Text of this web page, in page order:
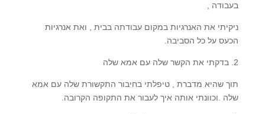
בעבודה ,
ניקיתי את האנרגיות במקום עבודתה בבית , ואת אנרגיות
הכעס על כל הסביבה.
2. בדקתי את הקשר שלה עם אמא שלה
תוך שהיא מדברת , טיפלתי בחיבור התקשורת שלה עם אמא
שלה .וכוונתי אותה איך לעבור את התקופה הקרובה.